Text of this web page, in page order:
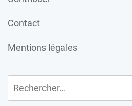
Contact
Mentions légales
Rechercher :